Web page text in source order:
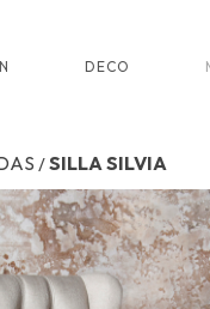
DECO
/SILLA SILVIA